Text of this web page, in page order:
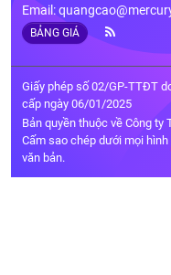
Email:
BẢNG GIÁ
Giấy phép số 02/GP-TTĐT
cấp ngày 06/01/2025
Bản quyền thuộc về Công ty
Cấm sao chép dưới mọi
văn bản.